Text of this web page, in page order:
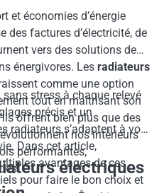
et économies d’énergie
des factures d’électricité, de
vers des solutions de
énergivores. Les radiateurs
comme une option
tout en maîtrisant son
offrent bien plus que des
nos intérieurs
performantes,
stress à chaque relevé
précis et un
radiateurs s’adaptent à vos
Dans cet article,
avantages de ces
pour faire le bon choix et
électriques